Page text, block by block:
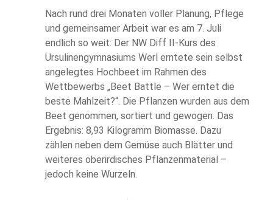
Nach rund drei Monaten voller Planung, Pflege
und gemeinsamer Arbeit war es am 7. Juli
endlich so weit: Der NW Diff II-Kurs des
Ursulinengymnasiums Werl erntete sein selbst
angelegtes Hochbeet im Rahmen des
Wettbewerbs „Beet Battle – Wer erntet die
beste Mahlzeit?“. Die Pflanzen wurden aus dem
Beet genommen, sortiert und gewogen. Das
Ergebnis: 8,93 Kilogramm Biomasse. Dazu
zählen neben dem Gemüse auch Blätter und
weiteres oberirdisches Pflanzenmaterial –
jedoch keine Wurzeln.